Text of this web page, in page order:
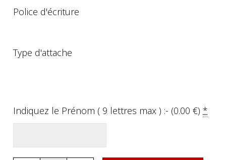
Police d'écriture
Type d'attache
Indiquez le Prénom ( 9 lettres max ) :- (0.00€)*